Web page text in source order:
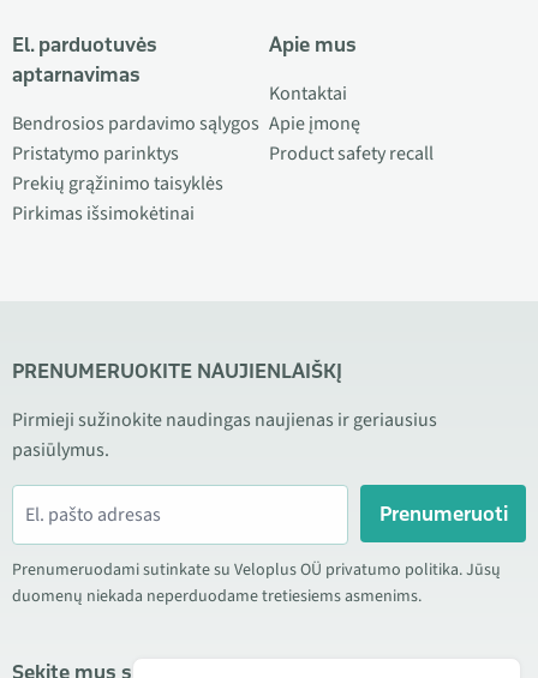
El. parduotuvės
aptarnavimas
Bendrosios pardavimo sąlygos
Pristatymo parinktys
Prekių grąžinimo taisyklės
Pirkimas išsimokėtinai
Apie mus
Kontaktai
Apie įmonę
Product safety recall
PRENUMERUOKITE NAUJIENLAIŠKĮ
Pirmieji sužinokite naudingas naujienas ir geriausius
pasiūlymus.
Prenumeruoti
Prenumeruodami sutinkate su Veloplus OÜ privatumo politika. Jūsų
duomenų niekada neperduodame tretiesiems asmenims.
Sekite mus socialiniuose tinkluose